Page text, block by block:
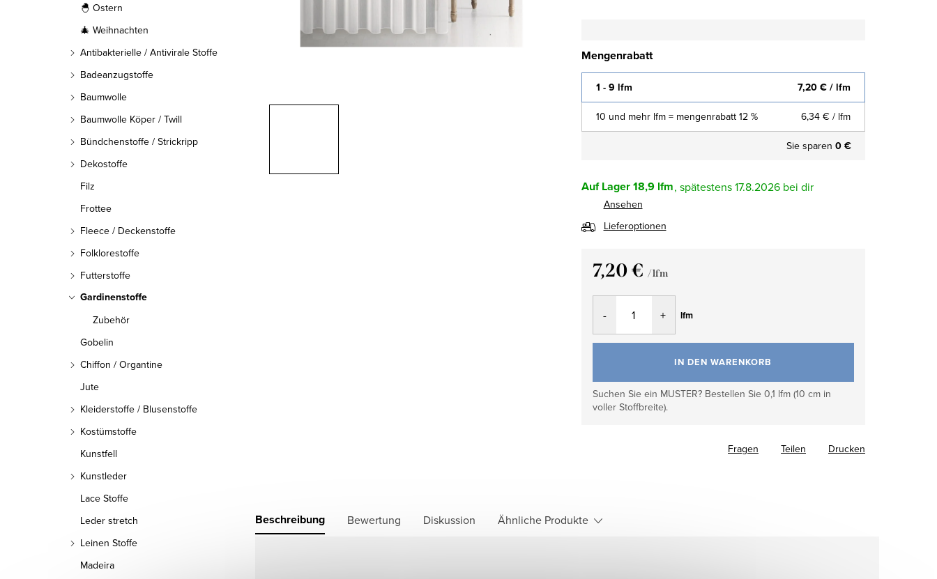
🐣 Ostern
🎄 Weihnachten
Antibakterielle / Antivirale Stoffe
Badeanzugstoffe
Baumwolle
Baumwolle Köper / Twill
Bündchenstoffe / Strickripp
Dekostoffe
Filz
Frottee
Fleece / Deckenstoffe
Folklorestoffe
Futterstoffe
Gardinenstoffe
Zubehör
Gobelin
Chiffon / Organtine
Jute
Kleiderstoffe / Blusenstoffe
Kostümstoffe
Kunstfell
Kunstleder
Lace Stoffe
Leder stretch
Leinen Stoffe
Madeira
Mengenrabatt
1 - 9 lfm 7,20 €/ lfm
10 und mehr lfm = mengenrabatt 12 % 6,34 € / lfm
Sie sparen 0 €
Auf Lager18,9 lfm 17.8.2026
Ansehen
Lieferoptionen
7,20 € / lfm
Verkaufspreis:
lfm
IN DEN WARENKORB
Suchen Sie ein MUSTER? Bestellen Sie 0,1 lfm (10 cm in
voller Stoffbreite).
Drucken
Fragen Teilen
Beschreibung Bewertung Diskussion Ähnliche Produkte